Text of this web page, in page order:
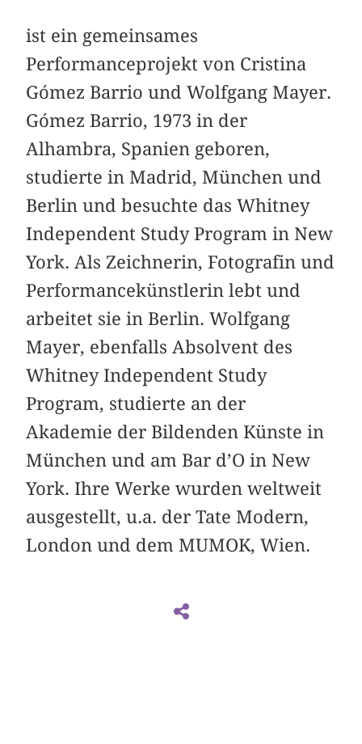
ist ein gemeinsames
Performanceprojekt von Cristina
Gómez Barrio und Wolfgang Mayer.
Gómez Barrio, 1973 in der
Alhambra, Spanien geboren,
studierte in Madrid, München und
Berlin und besuchte das Whitney
Independent Study Program in New
York. Als Zeichnerin, Fotografin und
Performancekünstlerin lebt und
arbeitet sie in Berlin. Wolfgang
Mayer, ebenfalls Absolvent des
Whitney Independent Study
Program, studierte an der
Akademie der Bildenden Künste in
München und am Bar d’O in New
York. Ihre Werke wurden weltweit
ausgestellt, u.a. der Tate Modern,
London und dem MUMOK, Wien.